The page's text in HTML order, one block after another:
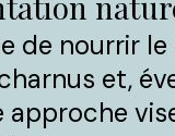
de nourrir
et,